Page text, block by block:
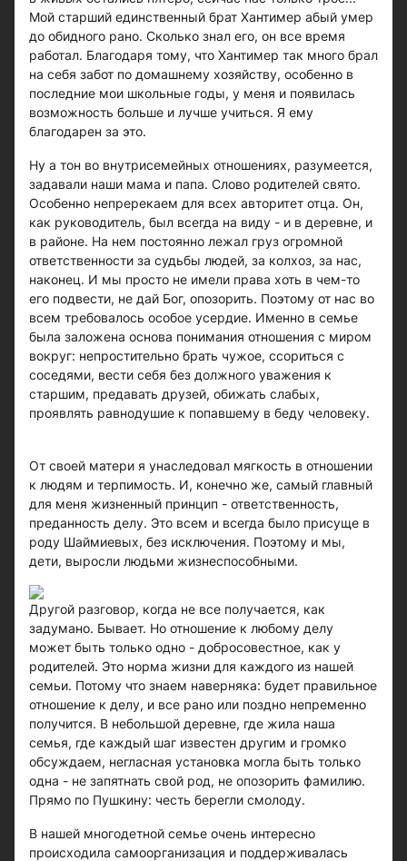
Мой старший единственный брат Хантимер абый умер
до обидного рано. Сколько знал его, он все время
работал. Благодаря тому, что Хантимер так много брал
на себя забот по домашнему хозяйству, особенно в
последние мои школьные годы, у меня и появилась
возможность больше и лучше учиться. Я ему
благодарен за это.
Ну а тон во внутрисемейных отношениях, разумеется,
задавали наши мама и папа. Слово родителей свято.
Особенно непререкаем для всех авторитет отца. Он,
как руководитель, был всегда на виду - и в деревне, и
в районе. На нем постоянно лежал груз огромной
ответственности за судьбы людей, за колхоз, за нас,
наконец. И мы просто не имели права хоть в чем-то
его подвести, не дай Бог, опозорить. Поэтому от нас во
всем требовалось особое усердие. Именно в семье
была заложена основа понимания отношения с миром
вокруг: непростительно брать чужое, ссориться с
соседями, вести себя без должного уважения к
старшим, предавать друзей, обижать слабых,
проявлять равнодушие к попавшему в беду человеку.
От своей матери я унаследовал мягкость в отношении
к людям и терпимость. И, конечно же, самый главный
для меня жизненный принцип - ответственность,
преданность делу. Это всем и всегда было присуще в
роду Шаймиевых, без исключения. Поэтому и мы,
дети, выросли людьми жизнеспособными.
Другой разговор, когда не все получается, как
задумано. Бывает. Но отношение к любому делу
может быть только одно - добросовестное, как у
родителей. Это норма жизни для каждого из нашей
семьи. Потому что знаем наверняка: будет правильное
отношение к делу, и все рано или поздно непременно
получится. В небольшой деревне, где жила наша
семья, где каждый шаг известен другим и громко
обсуждаем, негласная установка могла быть только
одна - не запятнать свой род, не опозорить фамилию.
Прямо по Пушкину: честь берегли смолоду.
В нашей многодетной семье очень интересно
происходила самоорганизация и поддерживалась